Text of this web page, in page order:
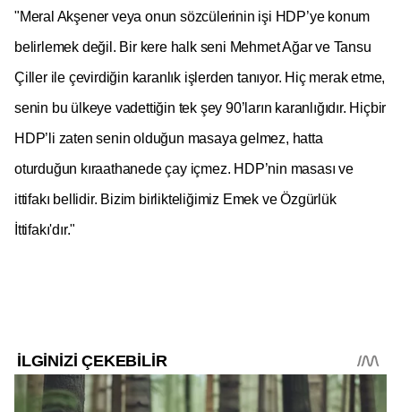
"Meral Akşener veya onun sözcülerinin işi HDP’ye konum
belirlemek değil. Bir kere halk seni Mehmet Ağar ve Tansu
Çiller ile çevirdiğin karanlık işlerden tanıyor. Hiç merak etme,
senin bu ülkeye vadettiğin tek şey 90’ların karanlığıdır. Hiçbir
HDP’li zaten senin olduğun masaya gelmez, hatta
oturduğun kıraathanede çay içmez. HDP’nin masası ve
ittifakı bellidir. Bizim birlikteliğimiz Emek ve Özgürlük
İttifakı'dır."